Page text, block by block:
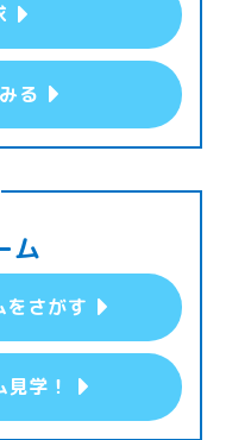
る
ム
をさがす
学！